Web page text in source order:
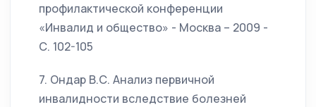
профилактической конференции
«Инвалид и общество» - Москва – 2009 -
С. 102-105
7. Ондар В.С. Анализ первичной
инвалидности вследствие болезней